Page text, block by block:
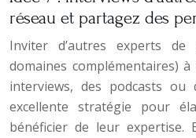
réseau et partagez des
Inviter d’autres experts
domaines complémentaires)
interviews, des podcasts ou
excellente stratégie pour
bénéficier de leur expertise.